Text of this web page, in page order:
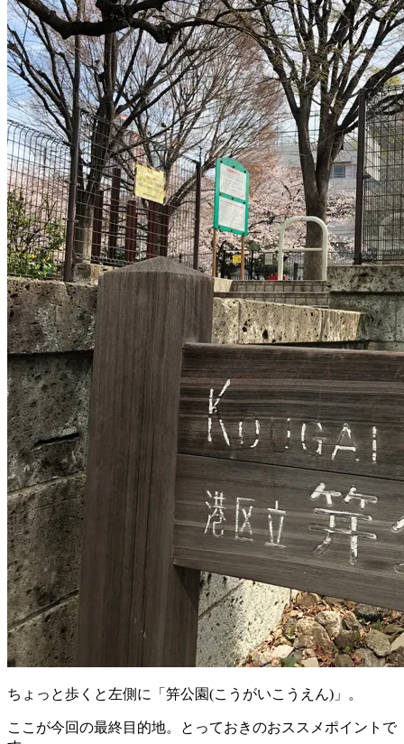
ちょっと歩くと左側に「笄公園(こうがいこうえん)」。
ここが今回の最終目的地。とっておきのおススメポイントで